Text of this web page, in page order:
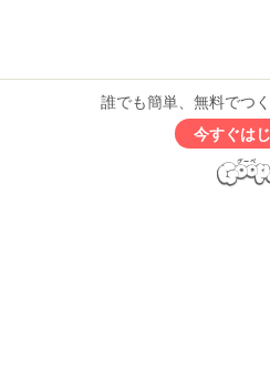
誰でも簡単、無料でつ
今すぐは